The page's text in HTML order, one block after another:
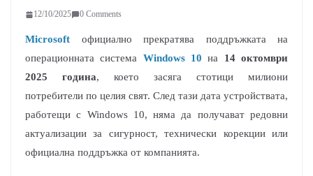
12/10/2025 0 Comments
Microsoft официално прекратява поддръжката на
операционната система
Windows 10 на 14 октомври
2025 година, което засяга стотици милиони
потребители по целия свят. След тази дата устройствата,
работещи с Windows 10, няма да получават редовни
актуализации за сигурност, технически корекции или
официална поддръжка от компанията.​